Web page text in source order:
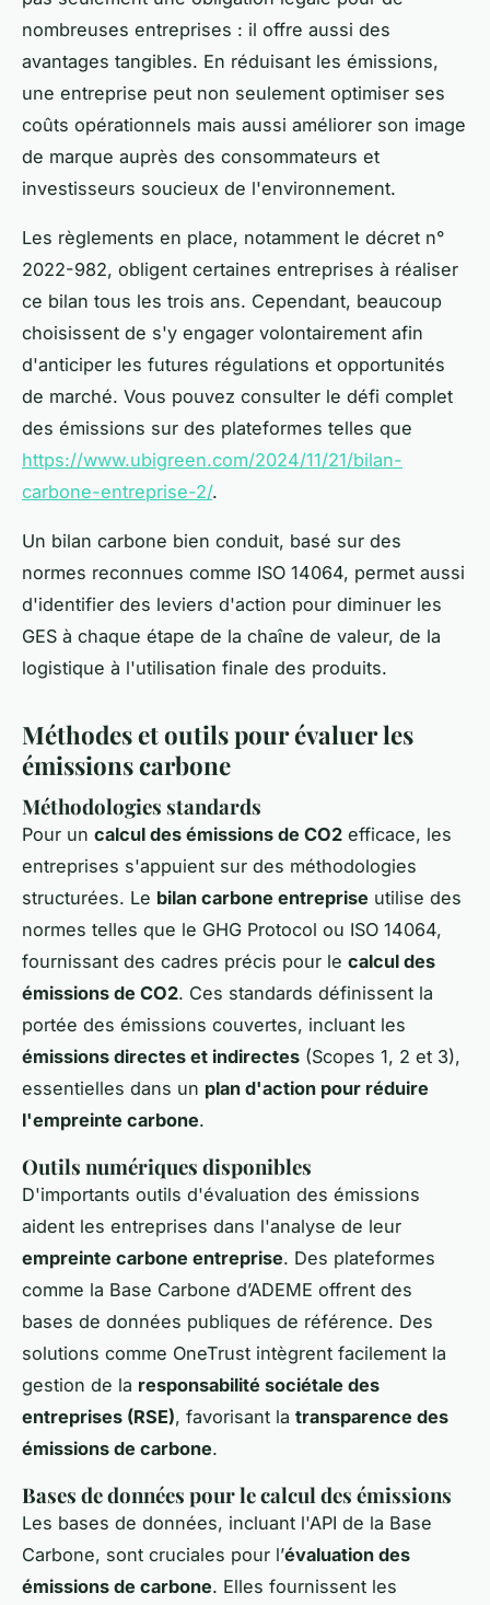
nombreuses entreprises : il offre aussi des
avantages tangibles. En réduisant les émissions,
une entreprise peut non seulement optimiser ses
coûts opérationnels mais aussi améliorer son image
de marque auprès des consommateurs et
investisseurs soucieux de l'environnement.
Les règlements en place, notamment le décret n°
2022-982, obligent certaines entreprises à réaliser
ce bilan tous les trois ans. Cependant, beaucoup
choisissent de s'y engager volontairement afin
d'anticiper les futures régulations et opportunités
de marché. Vous pouvez consulter le défi complet
des émissions sur des plateformes telles que
https://www.ubigreen.com/2024/11/21/bilan-
carbone-entreprise-2/.
Un bilan carbone bien conduit, basé sur des
normes reconnues comme ISO 14064, permet aussi
d'identifier des leviers d'action pour diminuer les
GES à chaque étape de la chaîne de valeur, de la
logistique à l'utilisation finale des produits.
Méthodes et outils pour évaluer les
émissions carbone
Méthodologies standards
Pour un calcul des émissions de CO2 efficace, les
entreprises s'appuient sur des méthodologies
structurées. Le bilan carbone entreprise utilise des
normes telles que le GHG Protocol ou ISO 14064,
fournissant des cadres précis pour le calcul des
émissions de CO2. Ces standards définissent la
portée des émissions couvertes, incluant les
émissions directes et indirectes (Scopes 1, 2 et 3),
essentielles dans un plan d'action pour réduire
l'empreinte carbone.
Outils numériques disponibles
D'importants outils d'évaluation des émissions
aident les entreprises dans l'analyse de leur
empreinte carbone entreprise. Des plateformes
comme la Base Carbone d’ADEME offrent des
bases de données publiques de référence. Des
solutions comme OneTrust intègrent facilement la
gestion de la responsabilité sociétale des
entreprises (RSE), favorisant la transparence des
émissions de carbone.
Bases de données pour le calcul des émissions
Les bases de données, incluant l'API de la Base
Carbone, sont cruciales pour l’évaluation des
émissions de carbone. Elles fournissent les